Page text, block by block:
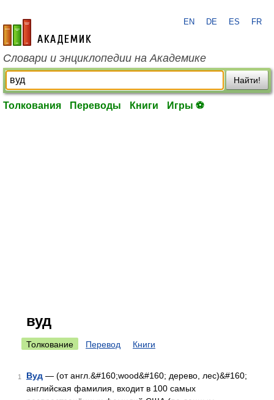
academic.ru
EN DE ES FR
Словари и энциклопедии на Академике
Найти!
Толкования Переводы Книги Игры ⚽
вуд
Толкование Перевод Книги
1 Вуд — (от англ.&#160;wood&#160; дерево, лес)&#160;
английская фамилия, входит в 100 самых